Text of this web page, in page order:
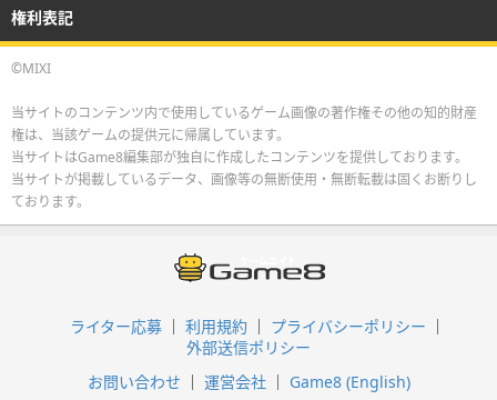
権利表記
©MIXI
当サイトのコンテンツ内で使用しているゲーム画像の著作権その他の知的財産
権は、当該ゲームの提供元に帰属しています。
当サイトはGame8編集部が独自に作成したコンテンツを提供しております。
当サイトが掲載しているデータ、画像等の無断使用・無断転載は固くお断りし
ております。
ライター応募 利用規約
プライバシーポリシー
外部送信ポリシー
お問い合わせ
運営会社 Game8 (English)